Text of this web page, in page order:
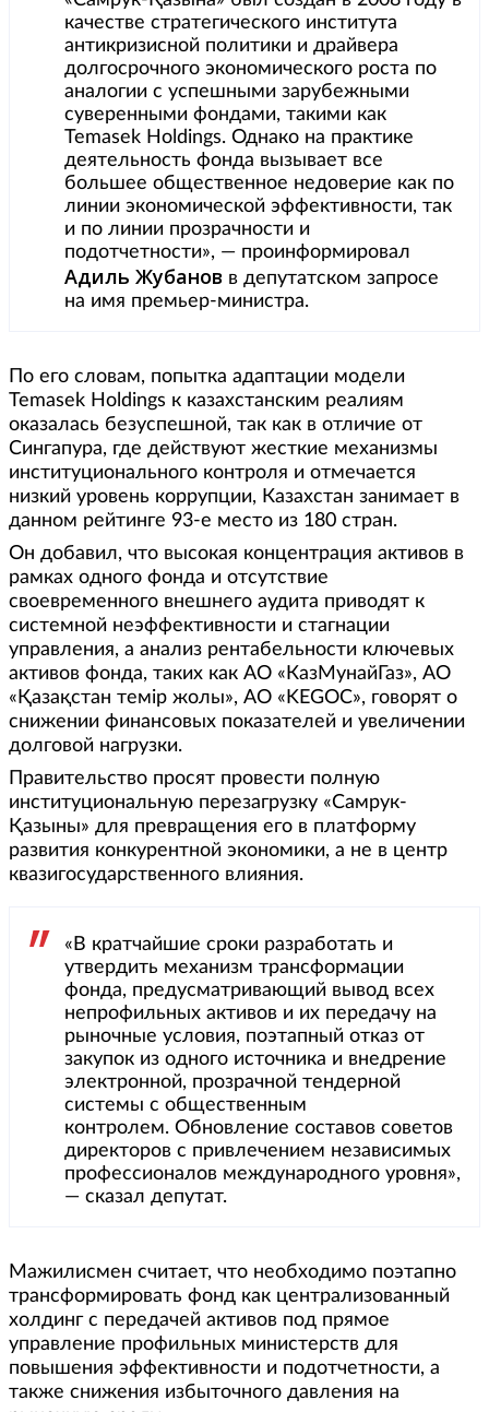
качестве стратегического института
антикризисной политики и драйвера
долгосрочного экономического роста по
аналогии с успешными зарубежными
суверенными фондами, такими как
Temasek Holdings. Однако на практике
деятельность фонда вызывает все
большее общественное недоверие как по
линии экономической эффективности, так
и по линии прозрачности и
подотчетности», — проинформировал
Адиль Жубанов в депутатском запросе
на имя премьер-министра.
По его словам, попытка адаптации модели
Temasek Holdings к казахстанским реалиям
оказалась безуспешной, так как в отличие от
Сингапура, где действуют жесткие механизмы
институционального контроля и отмечается
низкий уровень коррупции, Казахстан занимает в
данном рейтинге 93-е место из 180 стран.
Он добавил, что высокая концентрация активов в
рамках одного фонда и отсутствие
своевременного внешнего аудита приводят к
системной неэффективности и стагнации
управления, а анализ рентабельности ключевых
активов фонда, таких как АО «КазМунайГаз», АО
«Қазақстан темiр жолы», АО «KEGOC», говорят о
снижении финансовых показателей и увеличении
долговой нагрузки.
Правительство просят провести полную
институциональную перезагрузку «Самрук-
Қазыны» для превращения его в платформу
развития конкурентной экономики, а не в центр
квазигосударственного влияния.
«В кратчайшие сроки разработать и
утвердить механизм трансформации
фонда, предусматривающий вывод всех
непрофильных активов и их передачу на
рыночные условия, поэтапный отказ от
закупок из одного источника и внедрение
электронной, прозрачной тендерной
системы с общественным
контролем. Обновление составов советов
директоров с привлечением независимых
профессионалов международного уровня»,
— сказал депутат.
Мажилисмен считает, что необходимо поэтапно
трансформировать фонд как централизованный
холдинг с передачей активов под прямое
управление профильных министерств для
повышения эффективности и подотчетности, а
также снижения избыточного давления на